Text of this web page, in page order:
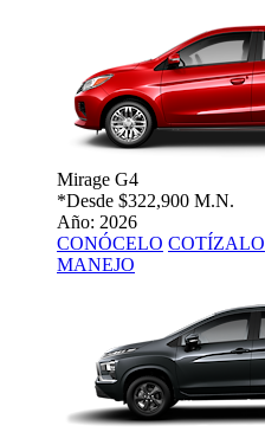
Mirage G4
*Desde $322,900 M.N.
Año: 2026
CONÓCELO COTÍZALO
MANEJO